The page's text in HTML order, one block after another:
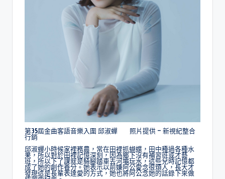
第35屆金曲客語音樂入圍 邱淑蟬 照片提供 – 新視紀整合
行銷
邱淑蟬小時候家裡務農，常在田裡抓蝴蝶，田中種過各種水
果，所以對於田裡記憶深刻，因為鄉下沒有補習班或才藝
班，所以下了課就是騎腳踏車去河壩玩水，這些兒時記憶都
成了她的創作養分。她表示以前嫌阿公愛念很煩人，長大才
發現這是長輩表達愛的方式，她也將阿公念她的話錄下來做